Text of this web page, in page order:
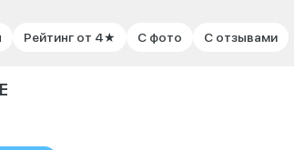
Рейтинг от 4★ С фото С отзывами